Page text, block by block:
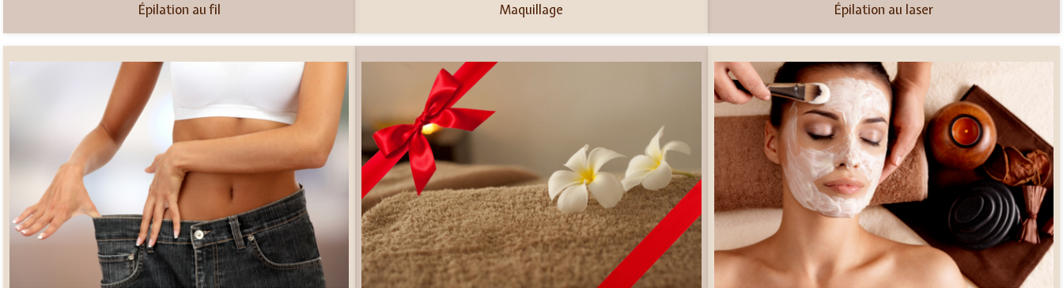
Épilation au fil Maquillage Épilation au laser